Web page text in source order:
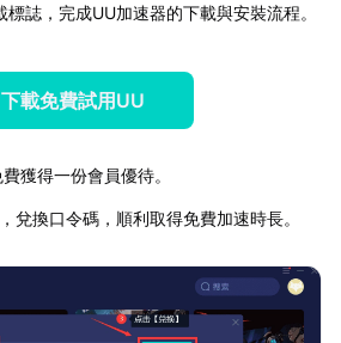
誌，完成UU加速器的下載與安裝流程。
下載免費試用UU
獲得一份會員優待。
兌換口令碼，順利取得免費加速時長。